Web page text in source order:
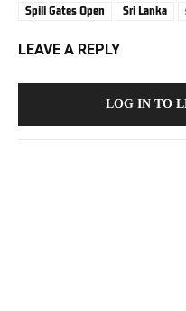
Spill Gates Open Sri Lanka
LEAVE A REPLY
LOG IN TO